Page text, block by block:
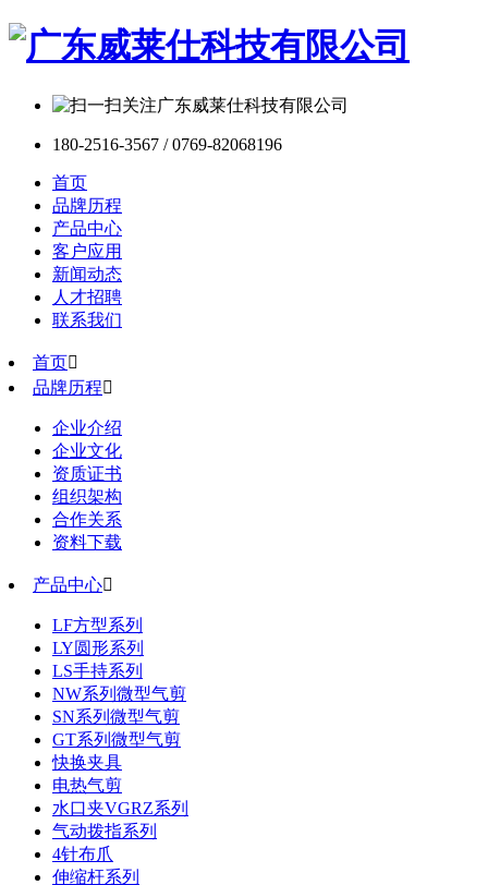
180-2516-3567 / 0769-82068196
首页
品牌历程
产品中心
客户应用
新闻动态
人才招聘
联系我们
首页
品牌历程
企业介绍
企业文化
资质证书
组织架构
合作关系
资料下载
产品中心
LF方型系列
LY圆形系列
LS手持系列
NW系列微型气剪
SN系列微型气剪
GT系列微型气剪
快换夹具
电热气剪
水口夹VGRZ系列
气动拨指系列
4针布爪
伸缩杆系列